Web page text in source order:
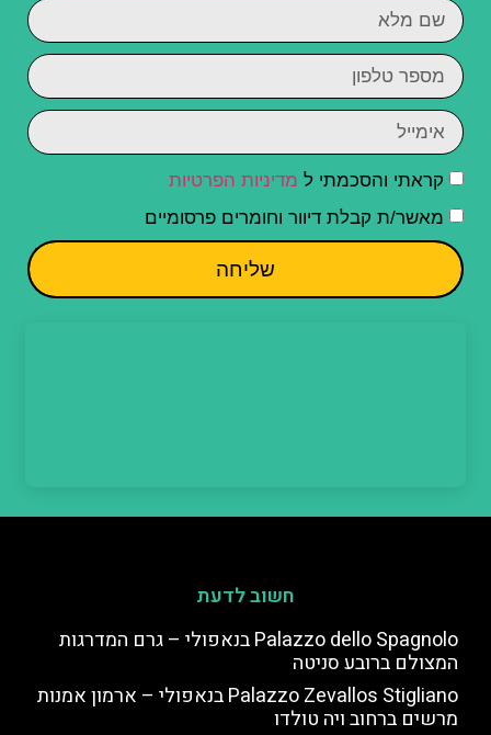
קראתי והסכמתי ל מדיניות הפרטיות
מאשר/ת קבלת דיוור וחומרים פרסומיים
שליחה
חשוב לדעת
Palazzo dello Spagnolo בנאפולי – גרם המדרגות
המצולם ברובע סניטה
Palazzo Zevallos Stigliano בנאפולי – ארמון אמנות
מרשים ברחוב ויה טולדו